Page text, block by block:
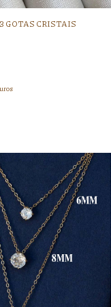
GOTAS CRISTAIS